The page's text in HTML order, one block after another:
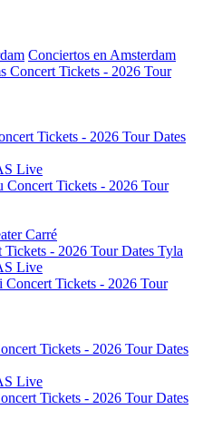
Conciertos en Amsterdam
Live
Carré
Tyla
Live
Live